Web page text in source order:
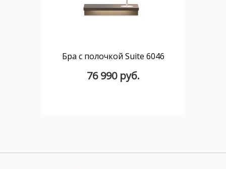
Бра с полочкой Suite 6046
76 990 руб.